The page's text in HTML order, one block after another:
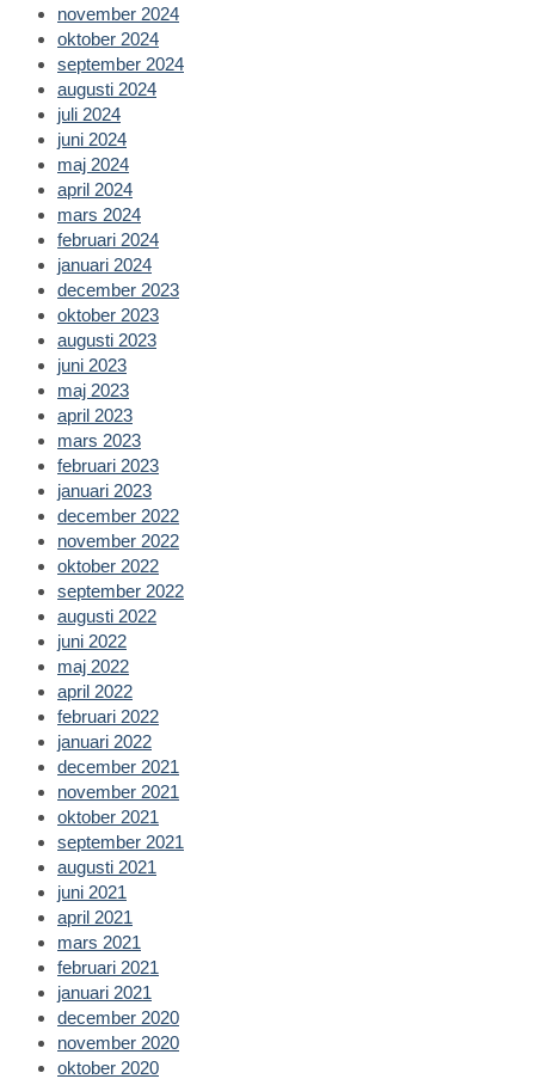
november 2024
oktober 2024
september 2024
augusti 2024
juli 2024
juni 2024
maj 2024
april 2024
mars 2024
februari 2024
januari 2024
december 2023
oktober 2023
augusti 2023
juni 2023
maj 2023
april 2023
mars 2023
februari 2023
januari 2023
december 2022
november 2022
oktober 2022
september 2022
augusti 2022
juni 2022
maj 2022
april 2022
februari 2022
januari 2022
december 2021
november 2021
oktober 2021
september 2021
augusti 2021
juni 2021
april 2021
mars 2021
februari 2021
januari 2021
december 2020
november 2020
oktober 2020